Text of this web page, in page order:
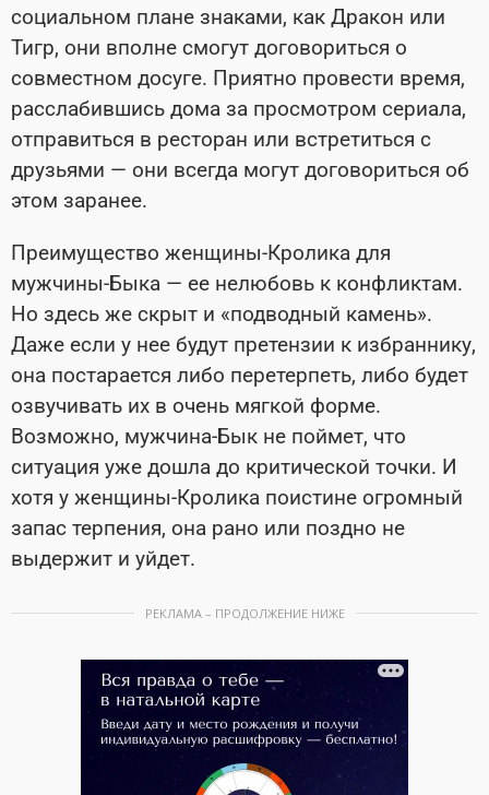
социальном плане знаками, как Дракон или
Тигр, они вполне смогут договориться о
совместном досуге. Приятно провести время,
расслабившись дома за просмотром сериала,
отправиться в ресторан или встретиться с
друзьями — они всегда могут договориться об
этом заранее.
Преимущество женщины-Кролика для
мужчины-Быка — ее нелюбовь к конфликтам.
Но здесь же скрыт и «подводный камень».
Даже если у нее будут претензии к избраннику,
она постарается либо перетерпеть, либо будет
озвучивать их в очень мягкой форме.
Возможно, мужчина-Бык не поймет, что
ситуация уже дошла до критической точки. И
хотя у женщины-Кролика поистине огромный
запас терпения, она рано или поздно не
выдержит и уйдет.
РЕКЛАМА – ПРОДОЛЖЕНИЕ НИЖЕ